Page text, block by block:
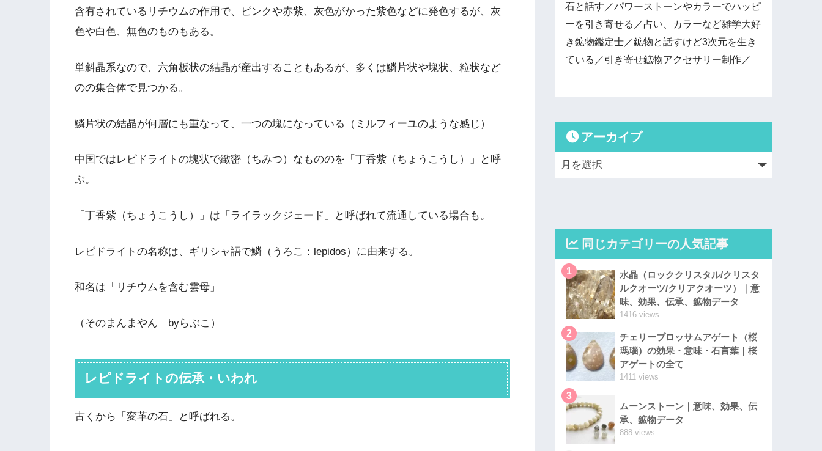
含有されているリチウムの作用で、ピンクや赤紫、灰色がかった紫色などに発色するが、灰
色や白色、無色のものもある。
単斜晶系なので、六角板状の結晶が産出することもあるが、多くは鱗片状や塊状、粒状など
のの集合体で見つかる。
鱗片状の結晶が何層にも重なって、一つの塊になっている（ミルフィーユのような感じ）
中国ではレピドライトの塊状で緻密（ちみつ）なもののを「丁香紫（ちょうこうし）」と呼
ぶ。
「丁香紫（ちょうこうし）」は「ライラックジェード」と呼ばれて流通している場合も。
レピドライトの名称は、ギリシャ語で鱗（うろこ：lepidos）に由来する。
和名は「リチウムを含む雲母」
（そのまんまやん byらぶこ）
レピドライトの伝承・いわれ
古くから「変革の石」と呼ばれる。
石と話す／パワーストーンやカラーでハッピ
ーを引き寄せる／占い、カラーなど雑学大好
き鉱物鑑定士／鉱物と話すけど3次元を生き
ている／引き寄せ鉱物アクセサリー制作／
アーカイブ
同じカテゴリーの人気記事
1
水晶（ロッククリスタル/クリスタ
ルクオーツ/クリアクオーツ）｜意
味、効果、伝承、鉱物データ
1416 views
2
チェリーブロッサムアゲート（桜
瑪瑙）の効果・意味・石言葉｜桜
アゲートの全て
1411 views
3
ムーンストーン｜意味、効果、伝
承、鉱物データ
888 views